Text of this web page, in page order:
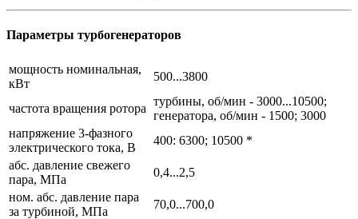
Параметры турбогенераторов
мощность номинальная,
кВт
500...3800
частота вращения ротора
турбины, об/мин - 3000...10500;
генератора, об/мин - 1500; 3000
напряжение 3-фазного
электрического тока, В
400: 6300; 10500 *
абс. давление свежего
пара, МПа
0,4...2,5
ном. абс. давление пара
за турбиной, МПа
70,0...700,0